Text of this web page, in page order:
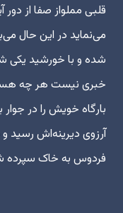
قلبی مملواز صفا از
می‌نماید در این حال
شده و با خورشید یکی
خبری نیست هر چه
بارگاه خویش را در جوار
فردوس به خاک سپرده